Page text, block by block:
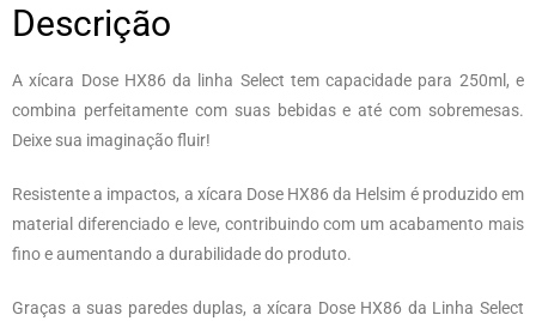
Descrição
A xícara Dose HX86 da linha Select tem capacidade para 250ml, e
combina perfeitamente com suas bebidas e até com sobremesas.
Deixe sua imaginação fluir!
Resistente a impactos, a xícara Dose HX86 da Helsim é produzido em
material diferenciado e leve, contribuindo com um acabamento mais
fino e aumentando a durabilidade do produto.
Graças a suas paredes duplas, a xícara Dose HX86 da Linha Select